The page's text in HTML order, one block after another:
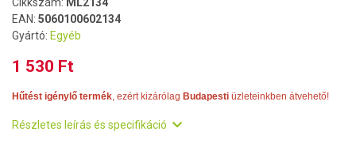
EAN: 5060100602134
Gyártó: Egyéb
1 530 Ft
Hűtést igénylő termék, ezért kizárólag Budapesti üzleteinkben átvehető!
Részletes leírás és specifikáció